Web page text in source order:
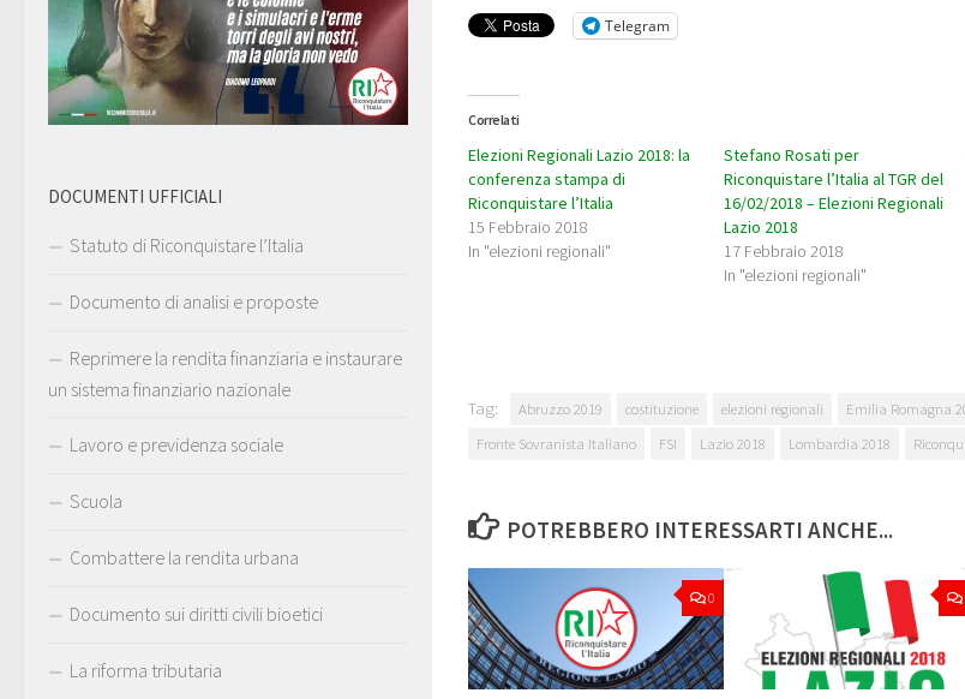
Telegram
Correlati
Elezioni Regionali Lazio 2018: la
conferenza stampa di
Riconquistare l’Italia
15 Febbraio 2018
In "elezioni regionali"
Stefano Rosati per
Riconquistare l’Italia al TGR del
16/02/2018 – Elezioni Regionali
Lazio 2018
17 Febbraio 2018
In "elezioni regionali"
Tag: Abruzzo 2019 costituzione elezioni regionali Emilia Romagna
Fronte Sovranista Italiano
FSI Lazio 2018 Lombardia 2018
POTREBBERO INTERESSARTI ANCHE...
0
DOCUMENTI UFFICIALI
Statuto di Riconquistare l’Italia
Documento di analisi e proposte
Reprimere la rendita finanziaria e instaurare
un sistema finanziario nazionale
Lavoro e previdenza sociale
Scuola
Combattere la rendita urbana
Documento sui diritti civili bioetici
La riforma tributaria